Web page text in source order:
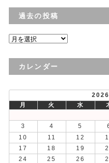
過去の投稿
過
の
カレンダー
月
火 水
3
4 5
10
11 12
17
18 19
24
25 26